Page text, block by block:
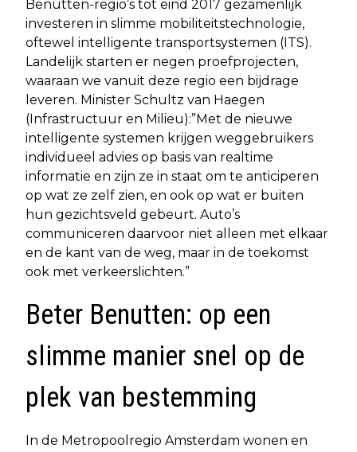
Benutten-regio’s tot eind 2017 gezamenlijk
investeren in slimme mobiliteitstechnologie,
oftewel intelligente transportsystemen (ITS).
Landelijk starten er negen proefprojecten,
waaraan we vanuit deze regio een bijdrage
leveren. Minister Schultz van Haegen
(Infrastructuur en Milieu):”Met de nieuwe
intelligente systemen krijgen weggebruikers
individueel advies op basis van realtime
informatie en zijn ze in staat om te anticiperen
op wat ze zelf zien, en ook op wat er buiten
hun gezichtsveld gebeurt. Auto’s
communiceren daarvoor niet alleen met elkaar
en de kant van de weg, maar in de toekomst
ook met verkeerslichten.”
Beter Benutten: op een
slimme manier snel op de
plek van bestemming
In de Metropoolregio Amsterdam wonen en